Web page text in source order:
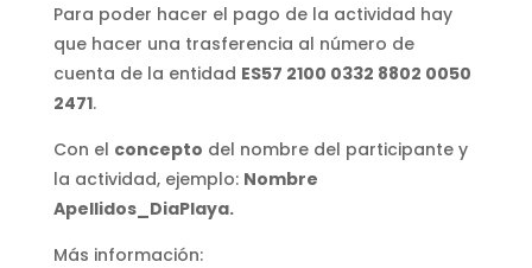
Para poder hacer el pago de la actividad hay
que hacer una trasferencia al número de
cuenta de la entidad ES57 2100 0332 8802 0050
2471.
Con el concepto del nombre del participante y
la actividad, ejemplo: Nombre
Apellidos_DiaPlaya.
Más información: